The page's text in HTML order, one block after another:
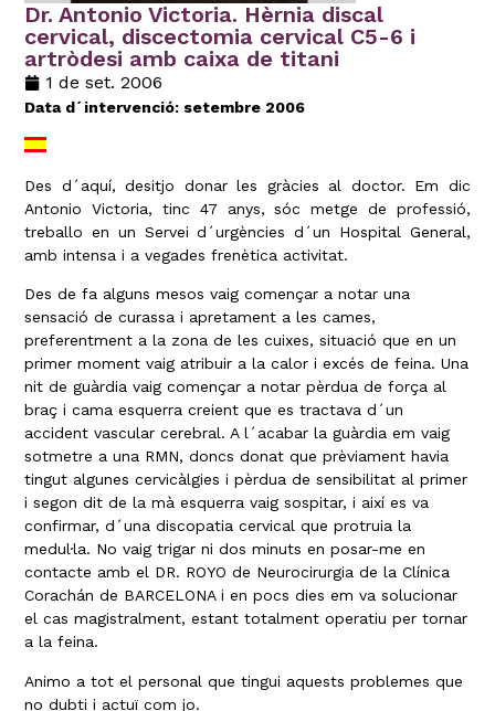
Dr. Antonio Victoria. Hèrnia discal
cervical, discectomia cervical C5-6 i
artròdesi amb caixa de titani
1 de set. 2006
Data d´intervenció: setembre 2006
Des d´aquí, desitjo donar les gràcies al doctor. Em dic
Antonio Victoria, tinc 47 anys, sóc metge de professió,
treballo en un Servei d´urgències d´un Hospital General,
amb intensa i a vegades frenètica activitat.
Des de fa alguns mesos vaig començar a notar una
sensació de curassa i apretament a les cames,
preferentment a la zona de les cuixes, situació que en un
primer moment vaig atribuir a la calor i excés de feina. Una
nit de guàrdia vaig començar a notar pèrdua de força al
braç i cama esquerra creient que es tractava d´un
accident vascular cerebral. A l´acabar la guàrdia em vaig
sotmetre a una RMN, doncs donat que prèviament havia
tingut algunes cervicàlgies i pèrdua de sensibilitat al primer
i segon dit de la mà esquerra vaig sospitar, i així es va
confirmar, d´una discopatia cervical que protruia la
medul·la. No vaig trigar ni dos minuts en posar-me en
contacte amb el DR. ROYO de Neurocirurgia de la Clínica
Corachán de BARCELONA i en pocs dies em va solucionar
el cas magistralment, estant totalment operatiu per tornar
a la feina.
Animo a tot el personal que tingui aquests problemes que
no dubti i actuï com jo.